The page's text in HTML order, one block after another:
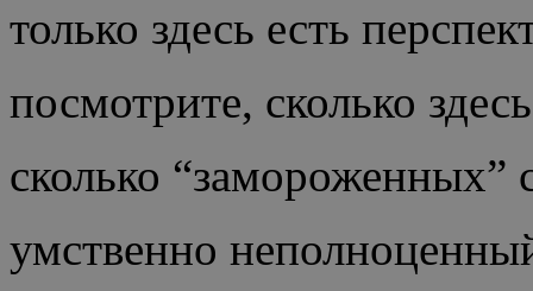
только здесь есть
посмотрите, сколько
сколько “замороженных”
умственно